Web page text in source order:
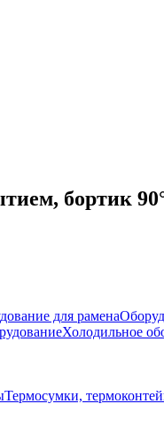
бортик
для рамена
Холодильное
Термосумки,